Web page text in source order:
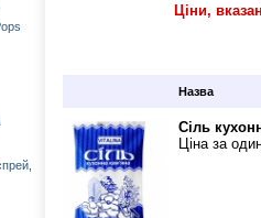
Ціни,
Назва
Сіль
Ціна за